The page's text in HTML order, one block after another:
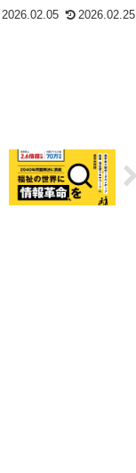
2026.02.05 2026.02.25